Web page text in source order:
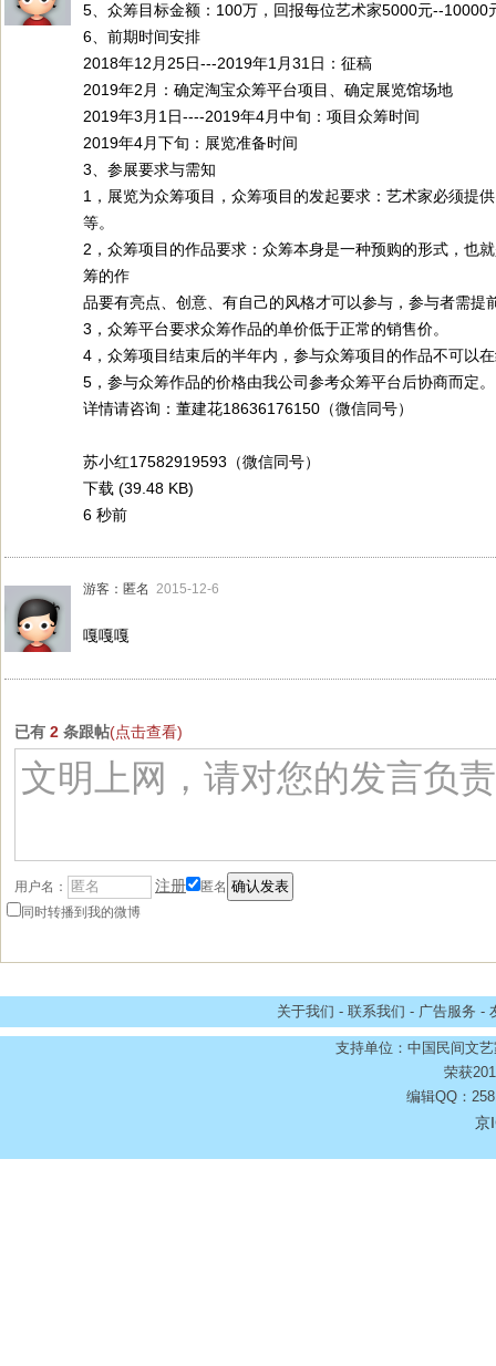
5、众筹目标金额：100万，回报每位艺术家5000元--10000
6、前期时间安排
2018年12月25日---2019年1月31日：征稿
2019年2月：确定淘宝众筹平台项目、确定展览馆场地
2019年3月1日----2019年4月中旬：项目众筹时间
2019年4月下旬：展览准备时间
3、参展要求与需知
1，展览为众筹项目，众筹项目的发起要求：艺术家必须提
等。
2，众筹项目的作品要求：众筹本身是一种预购的形式，也
筹的作
品要有亮点、创意、有自己的风格才可以参与，参与者需提
3，众筹平台要求众筹作品的单价低于正常的销售价。
4，众筹项目结束后的半年内，参与众筹项目的作品不可以
5，参与众筹作品的价格由我公司参考众筹平台后协商而定。
详情请咨询：董建花18636176150（微信同号）
苏小红17582919593（微信同号）
下载 (39.48 KB)
6 秒前
游客：匿名 2015-12-6
嘎嘎嘎
已有 2 条跟帖(点击查看)
用户名： 注册
匿名
同时转播到我的微博
关于我们 - 联系我们 - 广告服务 -
支持单位：中国民间文
荣获
编辑QQ：
京